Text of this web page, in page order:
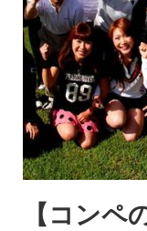
【コンペ